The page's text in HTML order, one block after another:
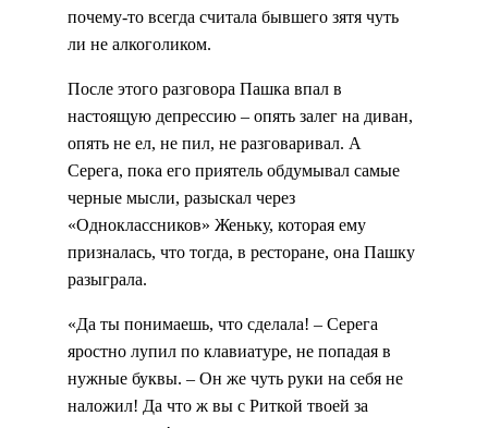
почему-то всегда считала бывшего зятя чуть
ли не алкоголиком.
После этого разговора Пашка впал в
настоящую депрессию – опять залег на диван,
опять не ел, не пил, не разговаривал. А
Серега, пока его приятель обдумывал самые
черные мысли, разыскал через
«Одноклассников» Женьку, которая ему
призналась, что тогда, в ресторане, она Пашку
разыграла.
«Да ты понимаешь, что сделала! – Серега
яростно лупил по клавиатуре, не попадая в
нужные буквы. – Он же чуть руки на себя не
наложил! Да что ж вы с Риткой твоей за